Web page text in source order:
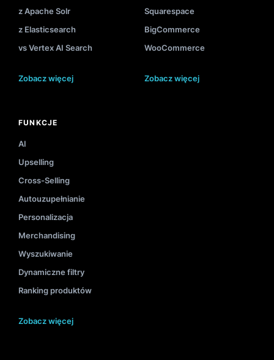
z Apache Solr
z Elasticsearch
vs Vertex AI Search
Zobacz więcej
Squarespace
BigCommerce
WooCommerce
Zobacz więcej
FUNKCJE
AI
Upselling
Cross-Selling
Autouzupełnianie
Personalizacja
Merchandising
Wyszukiwanie
Dynamiczne filtry
Ranking produktów
Zobacz więcej